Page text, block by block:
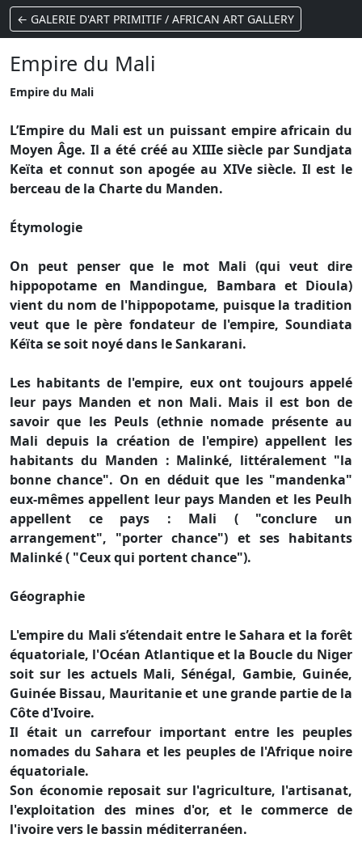
← GALERIE D'ART PRIMITIF / AFRICAN ART GALLERY
Empire du Mali
Empire du Mali
L’Empire du Mali est un puissant empire africain du
Moyen Âge. Il a été créé au XIIIe siècle par Sundjata
Keïta et connut son apogée au XIVe siècle. Il est le
berceau de la Charte du Manden.
Étymologie
On peut penser que le mot Mali (qui veut dire
hippopotame en Mandingue, Bambara et Dioula)
vient du nom de l'hippopotame, puisque la tradition
veut que le père fondateur de l'empire, Soundiata
Kéïta se soit noyé dans le Sankarani.
Les habitants de l'empire, eux ont toujours appelé
leur pays Manden et non Mali. Mais il est bon de
savoir que les Peuls (ethnie nomade présente au
Mali depuis la création de l'empire) appellent les
habitants du Manden : Malinké, littéralement "la
bonne chance". On en déduit que les "mandenka"
eux-mêmes appellent leur pays Manden et les Peulh
appellent ce pays : Mali ( "conclure un
arrangement", "porter chance") et ses habitants
Malinké ( "Ceux qui portent chance").
Géographie
L'empire du Mali s’étendait entre le Sahara et la forêt
équatoriale, l'Océan Atlantique et la Boucle du Niger
soit sur les actuels Mali, Sénégal, Gambie, Guinée,
Guinée Bissau, Mauritanie et une grande partie de la
Côte d'Ivoire.
Il était un carrefour important entre les peuples
nomades du Sahara et les peuples de l'Afrique noire
équatoriale.
Son économie reposait sur l'agriculture, l'artisanat,
l'exploitation des mines d'or, et le commerce de
l'ivoire vers le bassin méditerranéen.